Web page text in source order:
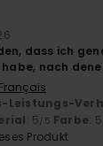
dass ich
nach
Leistungs-
: 5/5 Farbe: 5
Produkt